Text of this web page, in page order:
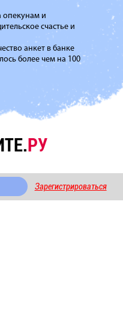
опекунам и
счастье и
анкет в банке
более чем на 100
РУ
Зарегистрироваться